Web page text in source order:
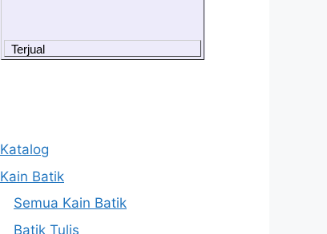
Terjual
Katalog
Kain Batik
Semua Kain Batik
Batik Tulis